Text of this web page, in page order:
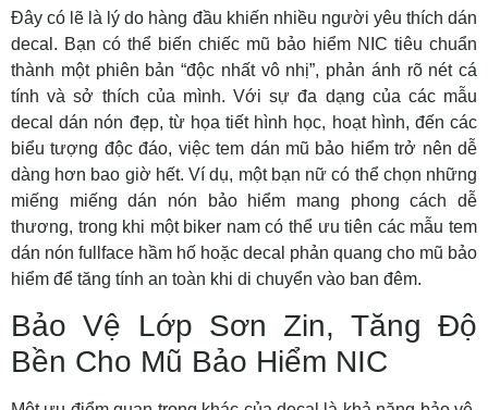
Đây có lẽ là lý do hàng đầu khiến nhiều người yêu thích dán
decal. Bạn có thể biến chiếc mũ bảo hiểm NIC tiêu chuẩn
thành một phiên bản “độc nhất vô nhị”, phản ánh rõ nét cá
tính và sở thích của mình. Với sự đa dạng của các mẫu
decal dán nón đẹp, từ họa tiết hình học, hoạt hình, đến các
biểu tượng độc đáo, việctem dán mũ bảo hiểmtrở nên dễ
dàng hơn bao giờ hết. Ví dụ, một bạn nữ có thể chọn những
miếng miếng dán nón bảo hiểm mang phong cách dễ
thương, trong khi một biker nam có thể ưu tiên các mẫu tem
dán nón fullface hầm hố hoặc decal phản quang cho mũ bảo
hiểm để tăng tính an toàn khi di chuyển vào ban đêm.
Bảo Vệ Lớp Sơn Zin, Tăng Độ
Bền Cho Mũ Bảo Hiểm NIC